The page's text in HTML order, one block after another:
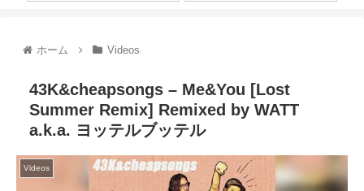
ホーム Videos
43K&cheapsongs – Me&You [Lost
Summer Remix] Remixed by WATT
a.k.a. ヨッテルブッテル
Videos